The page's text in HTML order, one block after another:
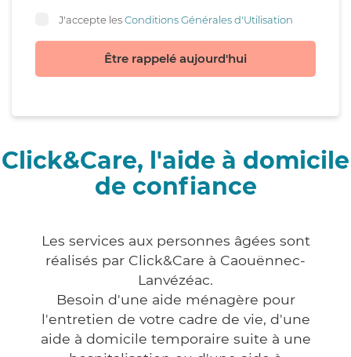
J'accepte lesConditions Générales d'Utilisation
Être rappelé aujourd'hui
Click&Care, l'aide à domicile
de confiance
Les services aux personnes âgées sont
réalisés par Click&Care à Caouënnec-
Lanvézéac.
Besoin d'une aide ménagère pour
l'entretien de votre cadre de vie, d'une
aide à domicile temporaire suite à une